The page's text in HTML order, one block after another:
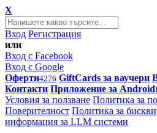
X
Вход Регистрация
или
Вход с Facebook
Вход с Google
Оферти4276 GiftCards за ваучери
Контакти Приложение за Android
Условия за ползване Политика за
Поверителност Политика за
информация за LLM системи